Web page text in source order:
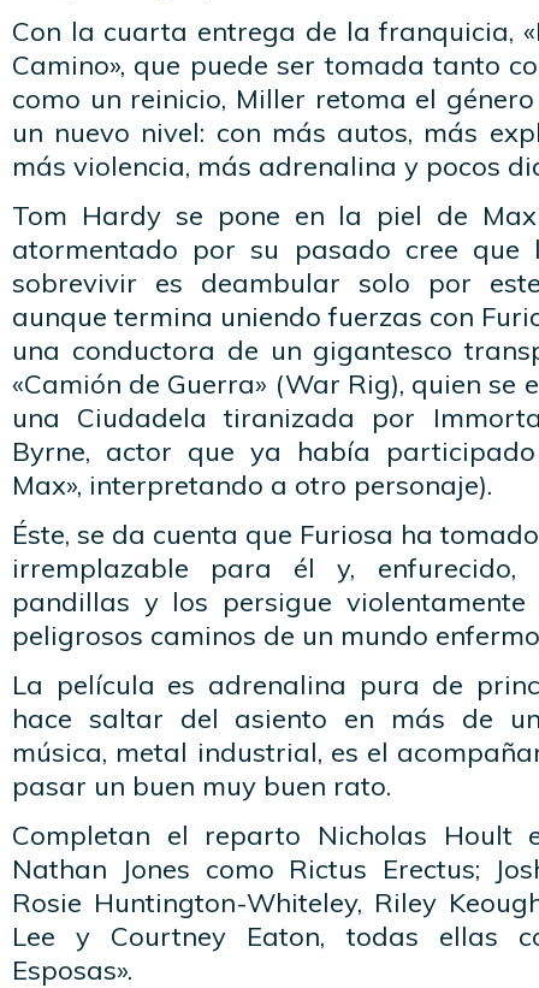
Con la cuarta entrega de la franquicia,
Camino», que puede ser tomada tanto
como un reinicio, Miller retoma el
un nuevo nivel: con más autos, más
más violencia, más adrenalina y pocos
Tom Hardy se pone en la piel de Max
atormentado por su pasado cree
sobrevivir es deambular solo por
aunque termina uniendo fuerzas con
una conductora de un gigantesco
«Camión de Guerra» (War Rig), quien se
una Ciudadela tiranizada por
Byrne, actor que ya había
Max», interpretando a otro personaje).
Éste, se da cuenta que Furiosa ha
irremplazable para él y,
pandillas y los persigue
peligrosos caminos de un mundo
La película es adrenalina pura de
hace saltar del asiento en más de
música, metal industrial, es el
pasar un buen muy buen rato.
Completan el reparto Nicholas Hoult
Nathan Jones como Rictus Erectus;
Rosie Huntington-Whiteley, Riley
Lee y Courtney Eaton, todas ellas
Esposas».